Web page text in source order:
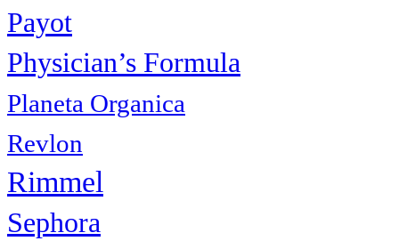
Payot
Physiсian’s Formula
Planeta Organica
Revlon
Rimmel
Sephora